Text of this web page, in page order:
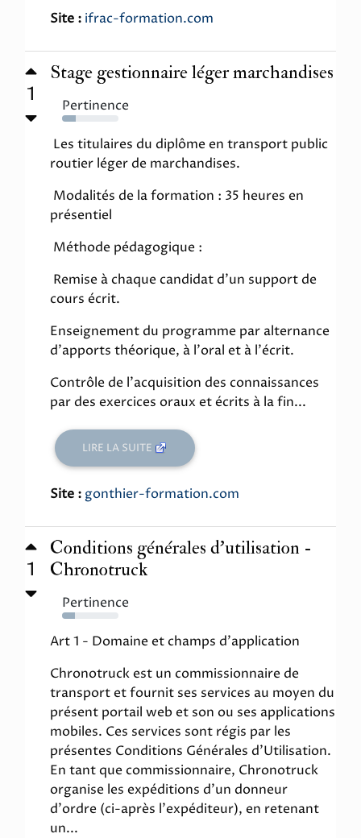
Site : ifrac-formation.com
1
Stage gestionnaire léger marchandises
Pertinence
24%
Les titulaires du diplôme en transport public
routier léger de marchandises.
Modalités de la formation : 35 heures en
présentiel
Méthode pédagogique :
Remise à chaque candidat d'un support de
cours écrit.
Enseignement du programme par alternance
d'apports théorique, à l'oral et à l'écrit.
Contrôle de l'acquisition des connaissances
par des exercices oraux et écrits à la fin...
LIRE LA SUITE
Site : gonthier-formation.com
1
Conditions générales d'utilisation -
Chronotruck
Pertinence
23%
Art 1 - Domaine et champs d'application
Chronotruck est un commissionnaire de
transport et fournit ses services au moyen du
présent portail web et son ou ses applications
mobiles. Ces services sont régis par les
présentes Conditions Générales d'Utilisation.
En tant que commissionnaire, Chronotruck
organise les expéditions d'un donneur
d'ordre (ci-après l'expéditeur), en retenant
un...